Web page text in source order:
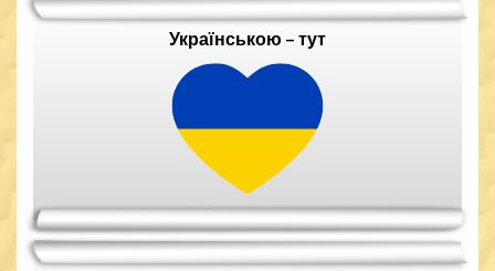
Українською – тут